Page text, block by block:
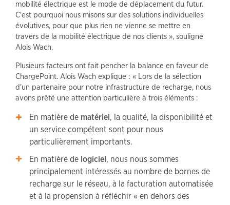
mobilité électrique est le mode de déplacement du futur.
C'est pourquoi nous misons sur des solutions individuelles
évolutives, pour que plus rien ne vienne se mettre en
travers de la mobilité électrique de nos clients », souligne
Alois Wach.
Plusieurs facteurs ont fait pencher la balance en faveur de
ChargePoint. Alois Wach explique : « Lors de la sélection
d'un partenaire pour notre infrastructure de recharge, nous
avons prêté une attention particulière à trois éléments :
En matière de matériel, la qualité, la disponibilité et
un service compétent sont pour nous
particulièrement importants.
En matière de logiciel, nous nous sommes
principalement intéressés au nombre de bornes de
recharge sur le réseau, à la facturation automatisée
et à la propension à réfléchir « en dehors des